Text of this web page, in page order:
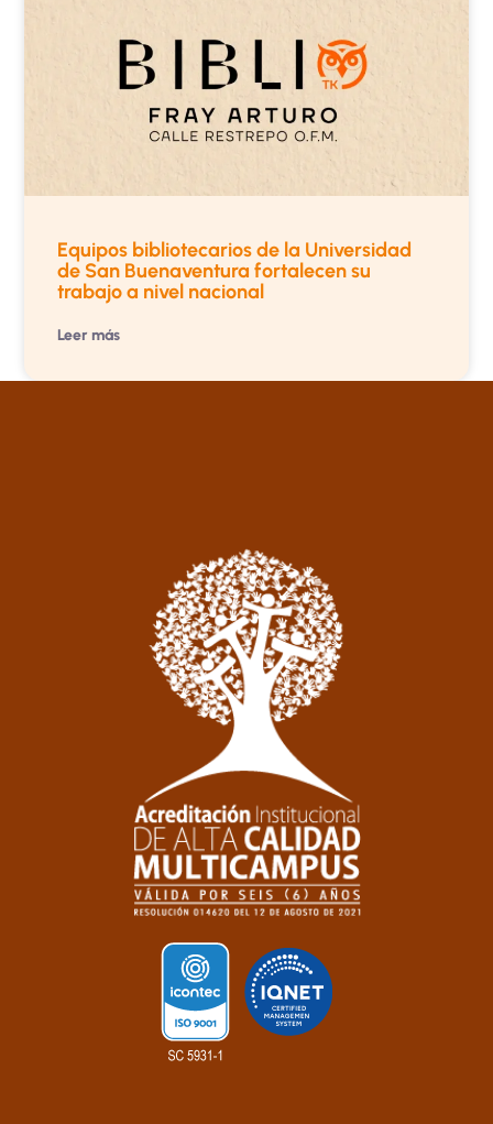
Equipos bibliotecarios de la Universidad
de San Buenaventura fortalecen su
trabajo a nivel nacional
Leer más